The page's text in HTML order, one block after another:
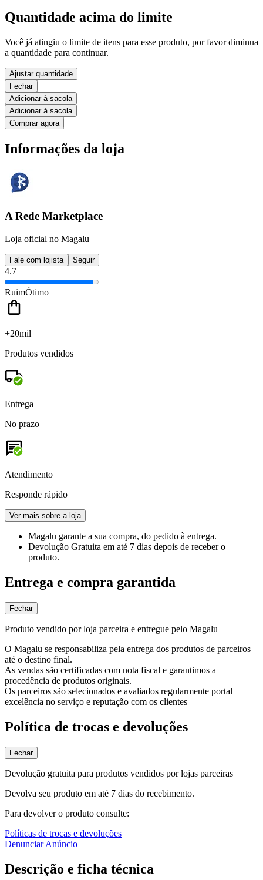
Quantidade acima do limite
Você já atingiu o limite de itens para esse produto, por favor diminua
a quantidade para continuar.
Ajustar quantidade
Fechar
Adicionar à sacola
Adicionar à sacola
Comprar agora
Informações da loja
A Rede Marketplace
Loja oficial no Magalu
Fale com lojista Seguir
4.7
RuimÓtimo
+20mil
Produtos vendidos
Entrega
No prazo
Atendimento
Responde rápido
Ver mais sobre a loja
Magalu garante a sua compra, do pedido à entrega.
Devolução Gratuita em até 7 dias depois de receber o
produto.
Entrega e compra garantida
Fechar
Produto vendido por loja parceira e entregue pelo Magalu
O Magalu se responsabiliza pela entrega dos produtos de parceiros
até o destino final.
As vendas são certificadas com nota fiscal e garantimos a
procedência de produtos originais.
Os parceiros são selecionados e avaliados regularmente portal
excelência no serviço e reputação com os clientes
Política de trocas e devoluções
Fechar
Devolução gratuita para produtos vendidos por lojas parceiras
Devolva seu produto em até 7 dias do recebimento.
Para devolver o produto consulte:
Políticas de trocas e devoluções
Denunciar Anúncio
Descrição e ficha técnica